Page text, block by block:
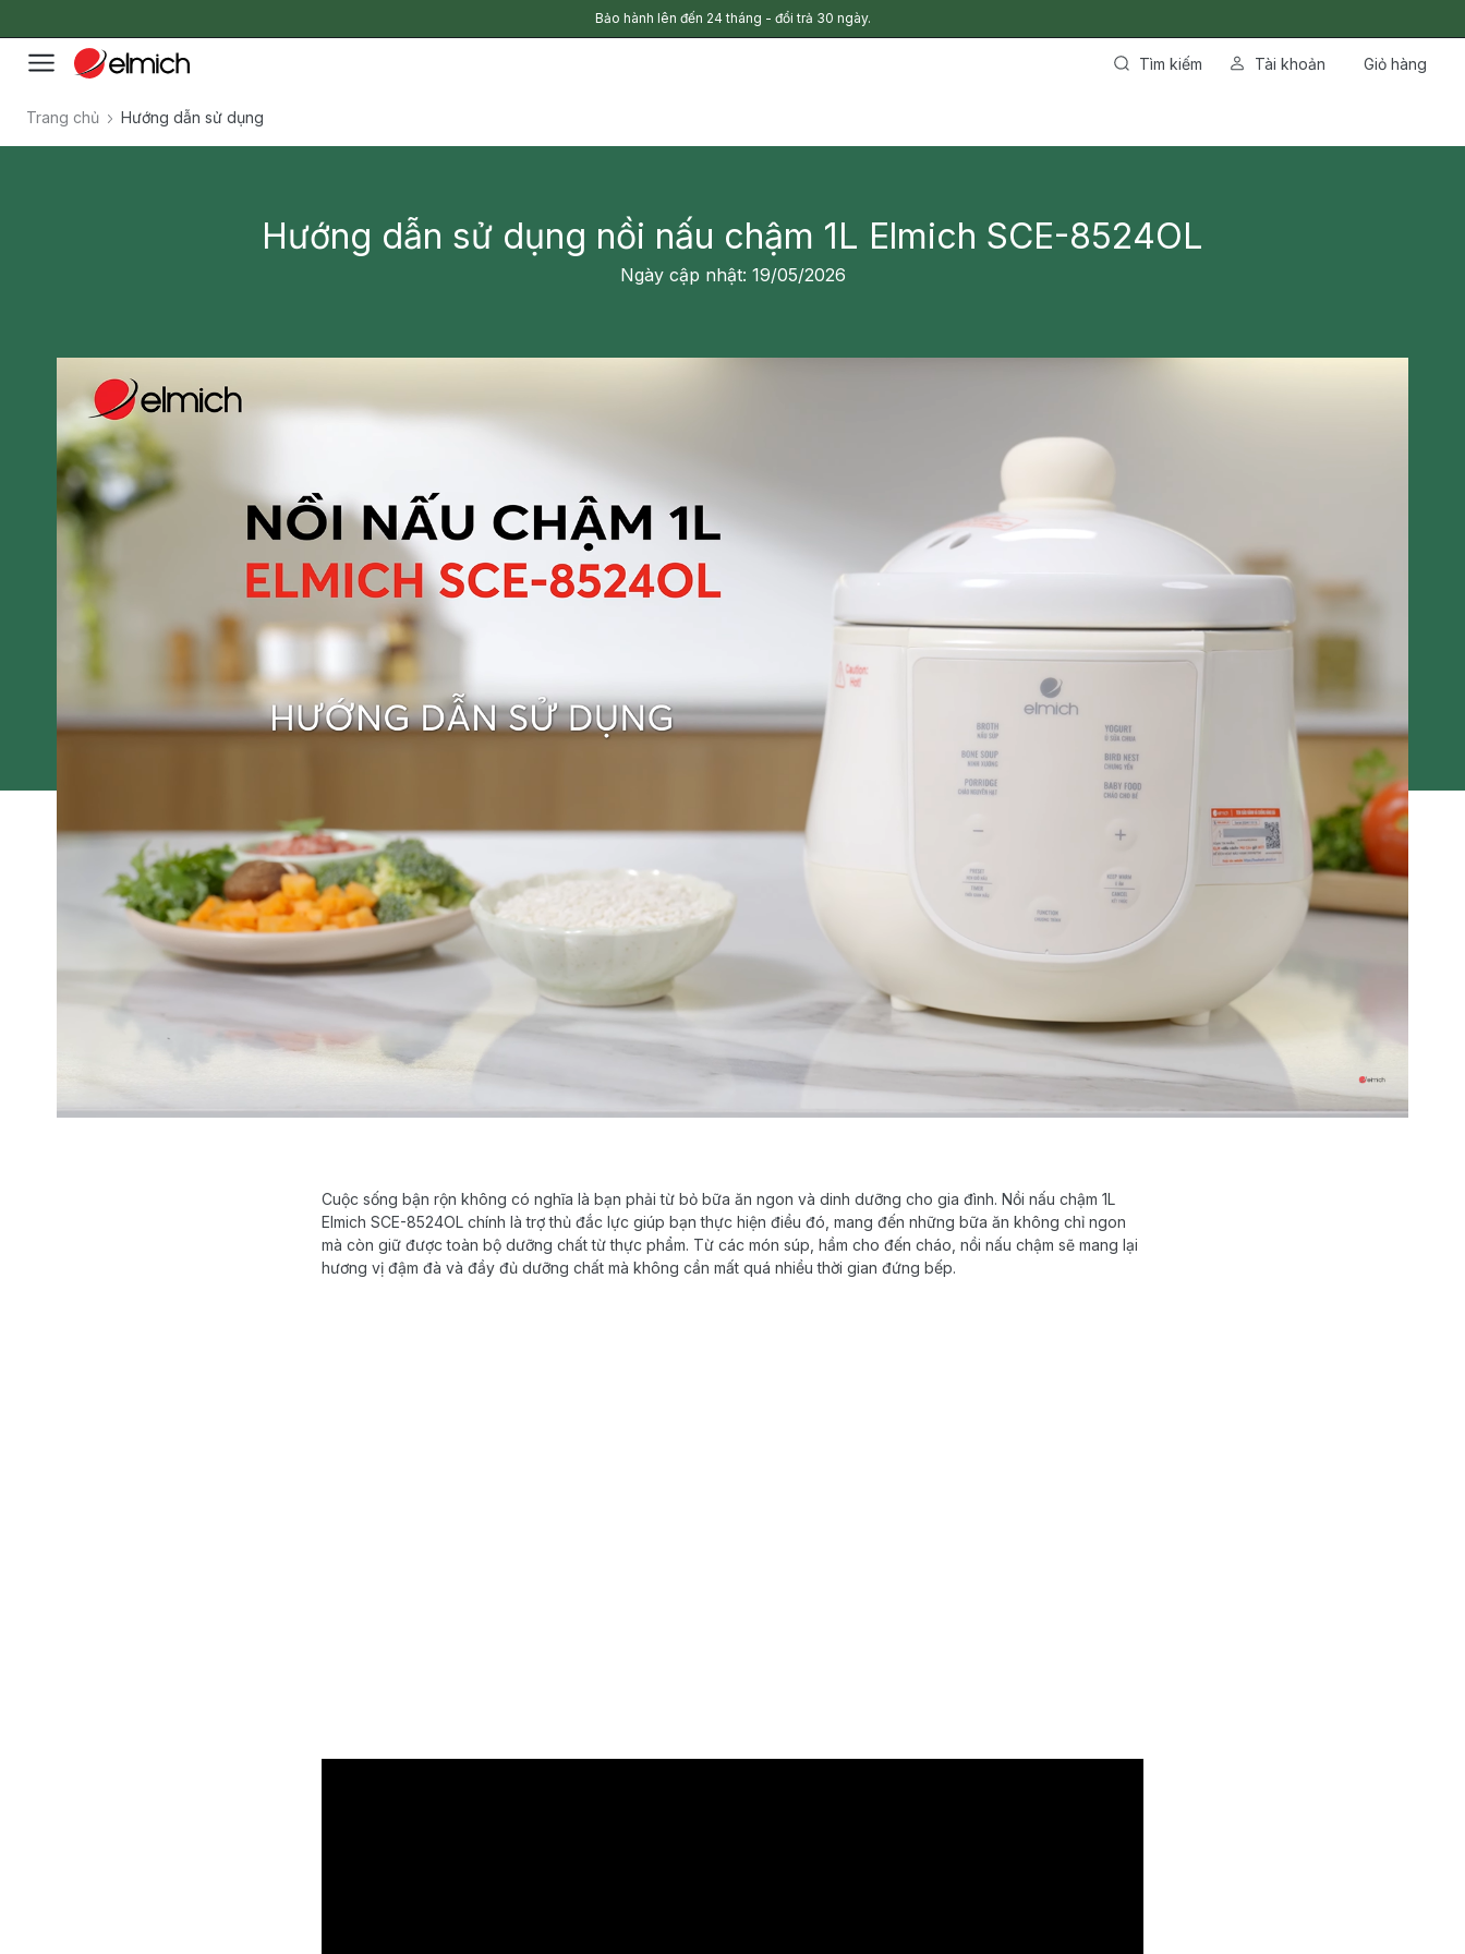
Bảo hành lên đến 24 tháng - đổi trả 30 ngày.
Tìm kiếm Tài khoản Giỏ hàng
Trang chủ Hướng dẫn sử dụng
Hướng dẫn sử dụng nồi nấu chậm 1L Elmich SCE-8524OL
Ngày cập nhật: 19/05/2026
Cuộc sống bận rộn không có nghĩa là bạn phải từ bỏ bữa ăn ngon và dinh dưỡng cho gia đình. Nồi nấu chậm 1L
Elmich SCE-8524OL chính là trợ thủ đắc lực giúp bạn thực hiện điều đó, mang đến những bữa ăn không chỉ ngon
mà còn giữ được toàn bộ dưỡng chất từ thực phẩm. Từ các món súp, hầm cho đến cháo, nồi nấu chậm sẽ mang lại
hương vị đậm đà và đầy đủ dưỡng chất mà không cần mất quá nhiều thời gian đứng bếp.